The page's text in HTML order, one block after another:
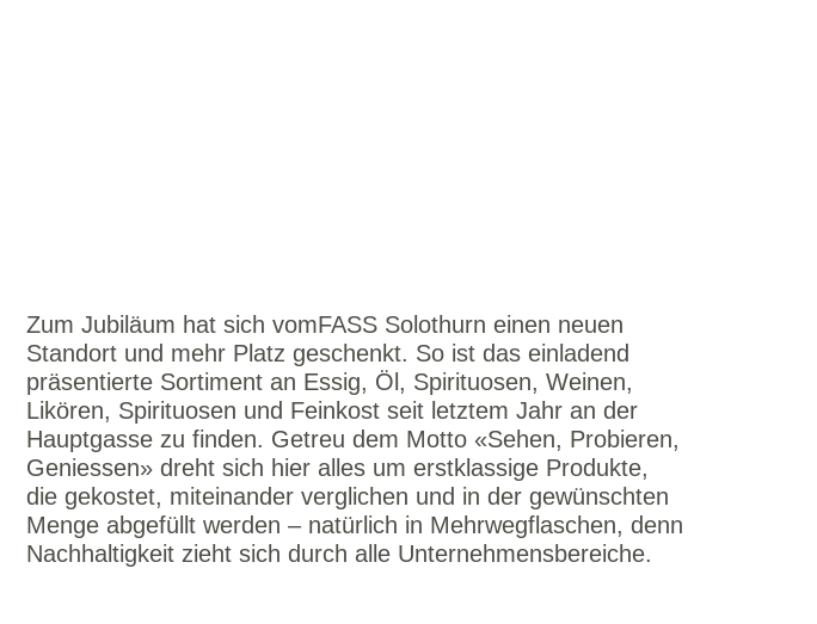
Zum Jubiläum hat sich vomFASS Solothurn einen neuen
Standort und mehr Platz geschenkt. So ist das einladend
präsentierte Sortiment an Essig, Öl, Spirituosen, Weinen,
Likören, Spirituosen und Feinkost seit letztem Jahr an der
Hauptgasse zu finden. Getreu dem Motto «Sehen, Probieren,
Geniessen» dreht sich hier alles um erstklassige Produkte,
die gekostet, miteinander verglichen und in der gewünschten
Menge abgefüllt werden – natürlich in Mehrwegflaschen, denn
Nachhaltigkeit zieht sich durch alle Unternehmensbereiche.